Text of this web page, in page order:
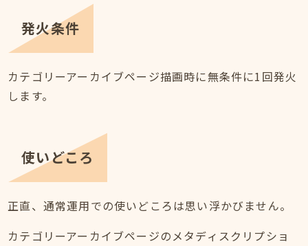
発火条件
カテゴリーアーカイブページ描画時に無条件に1回発火
します。
使いどころ
正直、通常運用での使いどころは思い浮かびません。
カテゴリーアーカイブページのメタディスクリプショ